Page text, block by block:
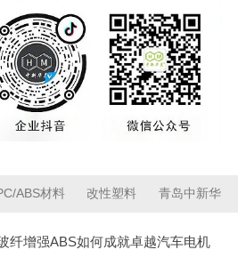
ABS材料 改性塑料 青岛中新华
纤增强ABS如何成就卓越汽车电机